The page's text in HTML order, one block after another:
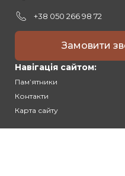
+38 050 266 98 72
Замовити
Навігація сайтом:
Памʼятники
Контакти
Карта сайту